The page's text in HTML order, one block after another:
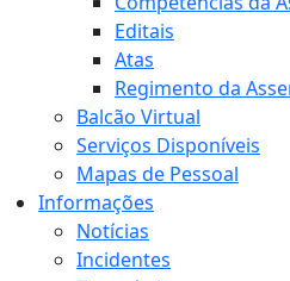
Editais
Atas
Regimento da
Balcão Virtual
Serviços Disponíveis
Mapas de Pessoal
Informações
Notícias
Incidentes